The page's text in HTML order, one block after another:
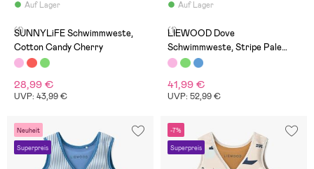
Auf Lager
(1)
SUNNYLiFE Schwimmweste,
Cotton Candy Cherry
28,99 €
UVP: 43,99 €
Auf Lager
(1)
LIEWOOD Dove
Schwimmweste, Stripe Pale
Tuscany/Creme de la creme
41,99 €
UVP: 52,99 €
Neuheit
Superpreis
-7%
Superpreis